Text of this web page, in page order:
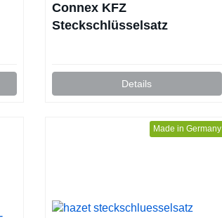
Connex KFZ
Steckschlüsselsatz
Details
Made in Germany